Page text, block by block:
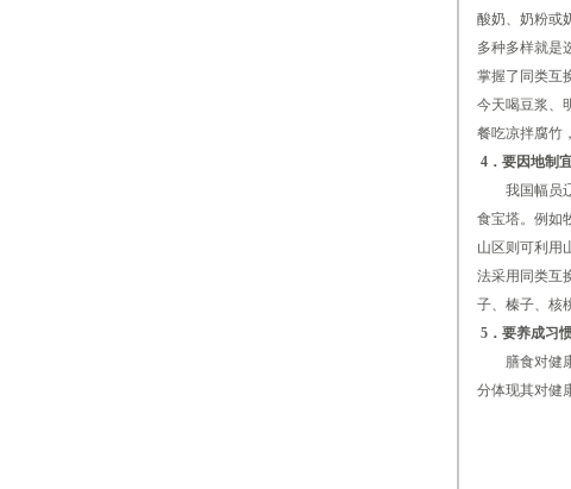
酸奶、奶粉或
多种多样就是
掌握了同类互
今天喝豆浆、
餐吃凉拌腐竹
4．要因地制
我国幅员辽
食宝塔。例如
山区则可利用
法采用同类互
子、榛子、核
5．要养成习
膳食对健康
分体现其对健